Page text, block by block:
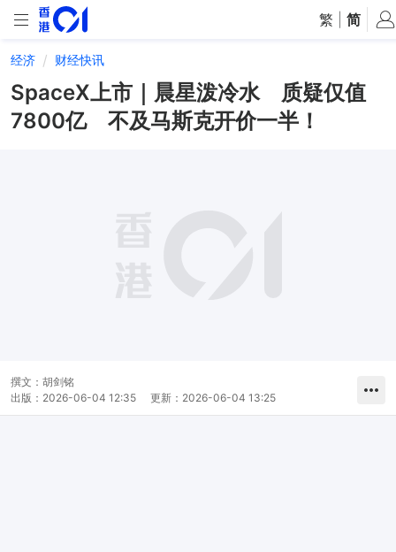
繁 简
经济 财经快讯
SpaceX上市｜晨星泼冷水 质疑仅值
7800亿 不及马斯克开价一半！
撰文： 胡剑铭
出版： 2026-06-04 12:35 更新： 2026-06-04 13:25